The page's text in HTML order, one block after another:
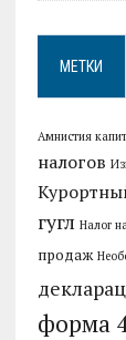
МЕТКИ
Амнистия
налогов
гугл Налог
продаж
форма